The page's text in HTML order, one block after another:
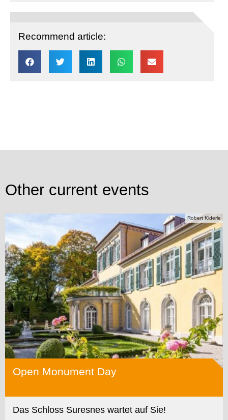
Recommend article:
Other current events
Robert Kiderle
Open Monument Day
Das Schloss Suresnes wartet auf Sie!